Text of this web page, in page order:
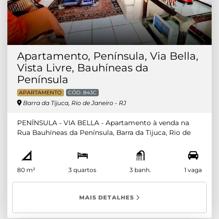
da Tijuca Apartamentos 3 Quartos Barra da Tijuca
Apartamentos 4 Quartos Barra da Tijuca
Apartamento, Península, Via Bella,
Vista Livre, Bauhíneas da
Península
APARTAMENTO CÓD. 843C
Barra da Tijuca, Rio de Janeiro - RJ
PENÍNSULA - VIA BELLA - Apartamento à venda na
Rua Bauhíneas da Península, Barra da Tijuca, Rio de
com armário) , sala em 2 ambientes, varanda com
vista livre, andar médio, banheiro social, cozinha com
armários, banheiro de serviço e área de serviço.
INFRAESTRUTURA COMPLETA. Ônibus do
sofrer alterações e devem ser confirmados junto ao
80 m² 3 quartos 3 banh. 1 vaga
MAIS DETALHES